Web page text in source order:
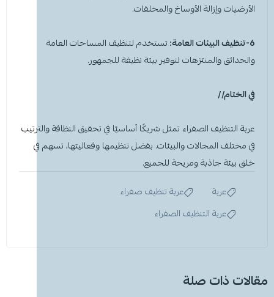
الأرضيات وإزالة الأوساخ والمخلفات.
6-تنظيف البيئات العامة:
تستخدم لتنظيف المساحات العامة
والحدائق والمنتزهات لتوفير بيئة نظيفة للجمهور.
في الختام//
عربة التنظيف الصفراء تمثل شريكًا أساسيًا في تحقيق النظافة والترتيب
في مختلف المجالات والبيئات. بفضل تنظيمها وفعاليتها، تسهم في
خلق بيئة جاذبة ومريحة للجميع.
عربة
عربة تنظيف صفراء
عربة التنظيف الصفراء
مقالات ذات صلة